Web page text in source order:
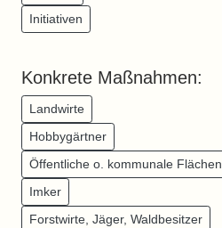
Initiativen
Konkrete Maßnahmen:
Landwirte
Hobbygärtner
Öffentliche o. kommunale Flächen
Imker
Forstwirte, Jäger, Waldbesitzer